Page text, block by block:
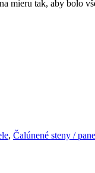
mieru tak, aby bolo
, Čalúnené steny /